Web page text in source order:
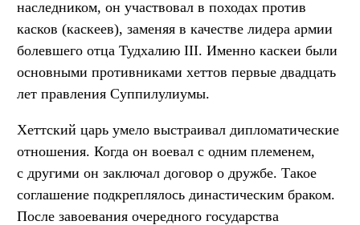
наследником, он участвовал в походах против
касков (каскеев), заменяя в качестве лидера армии
болевшего отца Тудхалию III. Именно каскеи были
основными противниками хеттов первые двадцать
лет правления Суппилулиумы.
Хеттский царь умело выстраивал дипломатические
отношения. Когда он воевал с одним племенем,
с другими он заключал договор о дружбе. Такое
соглашение подкреплялось династическим браком.
После завоевания очередного государства